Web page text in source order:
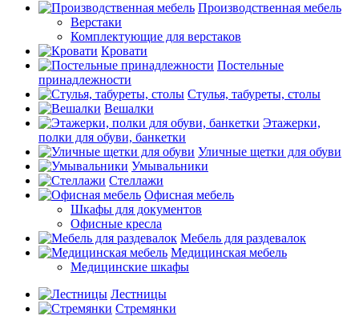
Производственная мебель
Верстаки
Комплектующие для верстаков
Кровати
Постельные
принадлежности
Стулья, табуреты, столы
Вешалки
Этажерки,
полки для обуви, банкетки
Уличные щетки для обуви
Умывальники
Стеллажи
Офисная мебель
Шкафы для документов
Офисные кресла
Мебель для раздевалок
Медицинская мебель
Медицинские шкафы
Лестницы
Стремянки